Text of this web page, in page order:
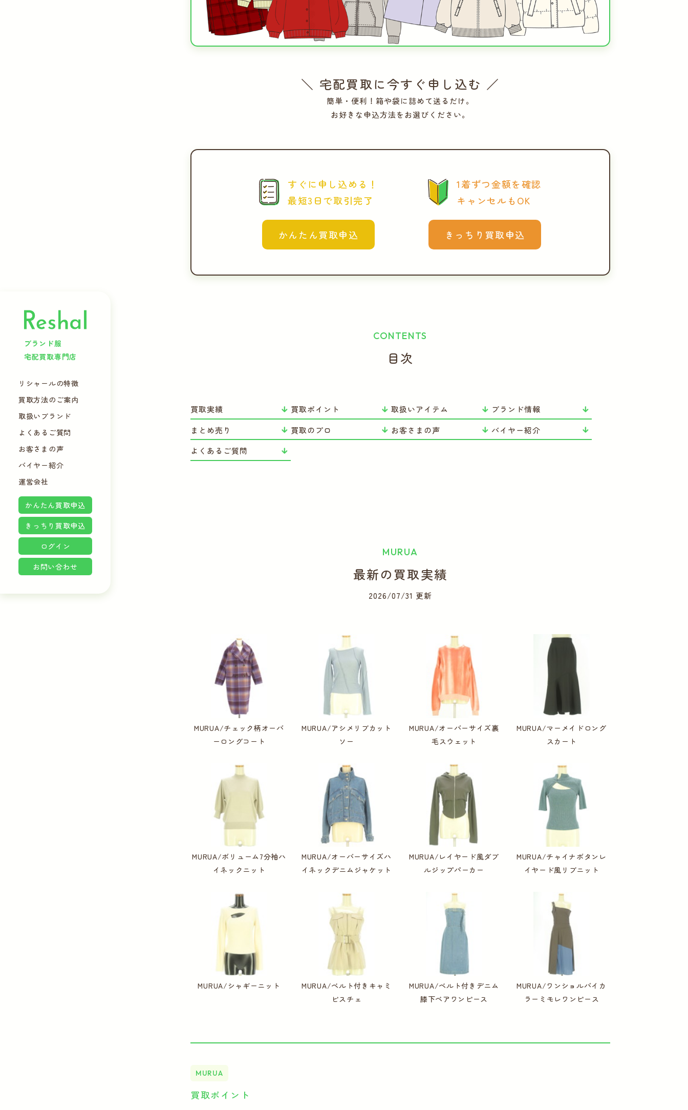
ブランド服
宅配買取専門店
リシャールの特徴
買取方法のご案内
取扱いブランド
よくあるご質問
お客さまの声
バイヤー紹介
運営会社
かんたん買取申込
きっちり買取申込
ログイン
お問い合わせ
＼ 宅配買取に今すぐ申し込む ／
簡単・便利！箱や袋に詰めて送るだけ。
お好きな申込方法をお選びください。
すぐに申し込める！
最短3日で取引完了
かんたん買取申込
1着ずつ金額を確認
キャンセルもOK
きっちり買取申込
CONTENTS
目次
買取実績 買取ポイント 取扱いアイテム
ブランド情報
まとめ売り
買取のプロ お客さまの声
バイヤー紹介
よくあるご質問
MURUA
最新の買取実績
2026/07/31 更新
MURUA/チェック柄オーバ
ーロングコート
MURUA/アシメリブカット
ソー
MURUA/オーバーサイズ裏
毛スウェット
MURUA/マーメイドロング
スカート
MURUA/ボリューム7分袖ハ
イネックニット
MURUA/オーバーサイズハ
イネックデニムジャケット
MURUA/レイヤード風ダブ
ルジップパーカー
MURUA/チャイナボタンレ
イヤード風リブニット
MURUA/シャギーニット
MURUA/ベルト付きキャミ
ビスチェ
MURUA/ベルト付きデニム
膝下ベアワンピース
MURUA/ワンショルバイカ
ラーミモレワンピース
MURUA
買取ポイント